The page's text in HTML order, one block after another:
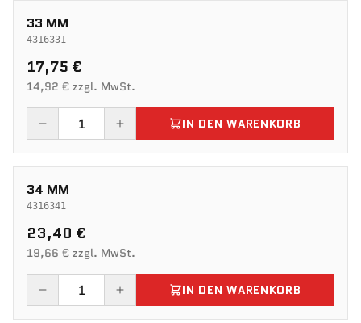
33 MM
4316331
17,75 €
14,92 € zzgl. MwSt.
IN DEN WARENKORB
34 MM
4316341
23,40 €
19,66 € zzgl. MwSt.
IN DEN WARENKORB